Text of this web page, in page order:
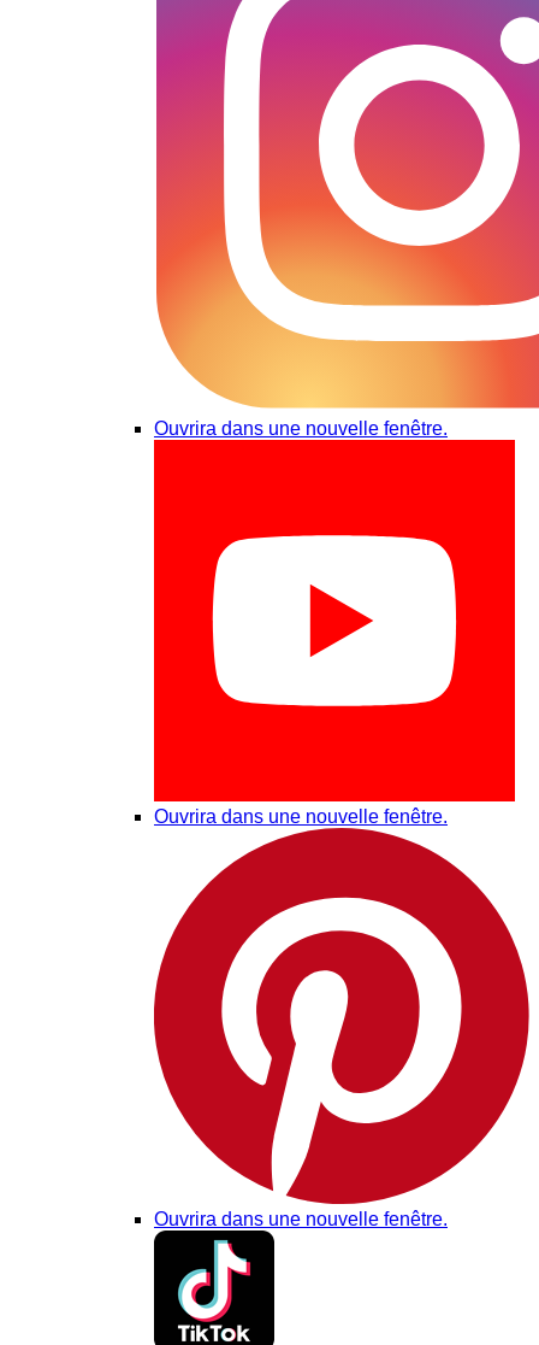
Ouvrira dans une nouvelle fenêtre.
Ouvrira dans une nouvelle fenêtre.
Ouvrira dans une nouvelle fenêtre.